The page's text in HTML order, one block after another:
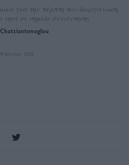
για την πέμπτη του διοργάνωση,
σε σημείο συνάντησης
Chatziantonoglou
Ιουλίου 2026